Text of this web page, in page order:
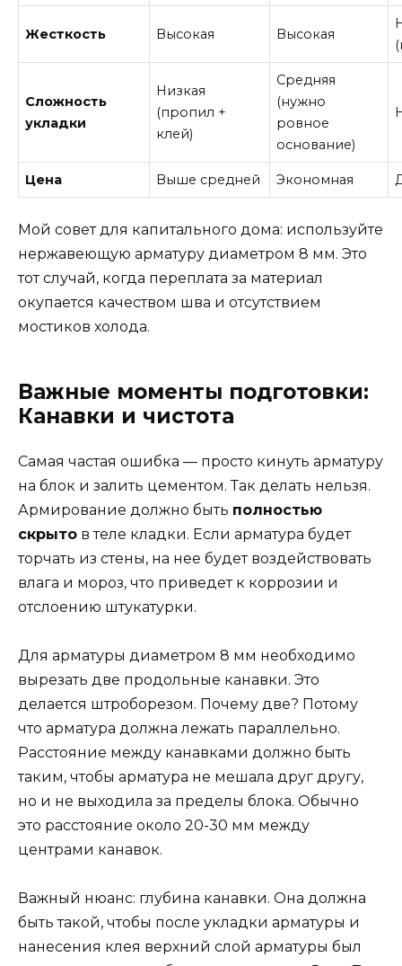
Жесткость Высокая Высокая
Сложность
укладки
Низкая
(пропил +
клей)
Средняя
(нужно
ровное
основание)
Цена Выше средней Экономная
Мой совет для капитального дома: используйте
нержавеющую арматуру диаметром 8 мм. Это
тот случай, когда переплата за материал
окупается качеством шва и отсутствием
мостиков холода.
Важные моменты подготовки:
Канавки и чистота
Самая частая ошибка — просто кинуть арматуру
на блок и залить цементом. Так делать нельзя.
Армирование должно быть полностью
скрыто в теле кладки. Если арматура будет
торчать из стены, на нее будет воздействовать
влага и мороз, что приведет к коррозии и
отслоению штукатурки.
Для арматуры диаметром 8 мм необходимо
вырезать две продольные канавки. Это
делается штроборезом. Почему две? Потому
что арматура должна лежать параллельно.
Расстояние между канавками должно быть
таким, чтобы арматура не мешала друг другу,
но и не выходила за пределы блока. Обычно
это расстояние около 20-30 мм между
центрами канавок.
Важный нюанс: глубина канавки. Она должна
быть такой, чтобы после укладки арматуры и
нанесения клея верхний слой арматуры был